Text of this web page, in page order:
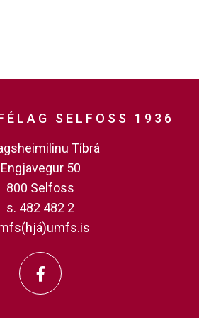
SELFOSS 1936
Tíbrá
Engjavegur 50
800 Selfoss
s. 482 482 2